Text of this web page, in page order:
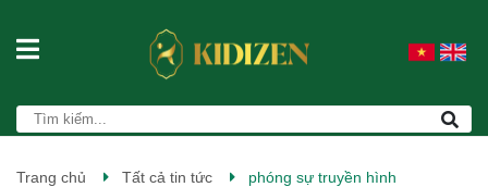
Trang chủ Tất cả tin tức phóng sự truyền hình